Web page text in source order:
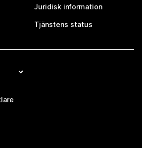
Juridisk information
Tjänstens status